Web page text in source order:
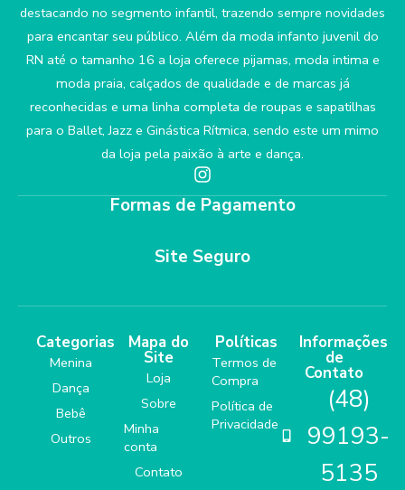
destacando no segmento infantil, trazendo sempre novidades
para encantar seu público. Além da moda infanto juvenil do
RN até o tamanho 16 a loja oferece pijamas, moda intima e
moda praia, calçados de qualidade e de marcas já
reconhecidas e uma linha completa de roupas e sapatilhas
para o Ballet, Jazz e Ginástica Rítmica, sendo este um mimo
da loja pela paixão à arte e dança.
Formas de Pagamento
Site Seguro
Categorias
Menina
Dança
Bebê
Outros
Mapa do
Site
Loja
Sobre
Minha
conta
Contato
Políticas
Termos de
Compra
Política de
Privacidade
Informações
de
Contato
(48)
99193-
5135